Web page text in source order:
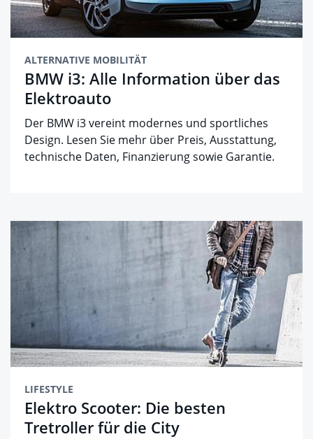
ALTERNATIVE MOBILITÄT
BMW i3: Alle Information über das
Elektroauto
Der BMW i3 vereint modernes und sportliches
Design. Lesen Sie mehr über Preis, Ausstattung,
technische Daten, Finanzierung sowie Garantie.
LIFESTYLE
Elektro Scooter: Die besten
Tretroller für die City